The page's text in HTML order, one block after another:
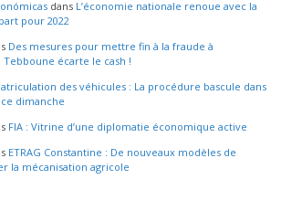
dans L’économie nationale renoue avec la
pour 2022
Des mesures pour mettre fin à la fraude à
écarte le cash !
des véhicules : La procédure bascule dans
dimanche
FIA : Vitrine d’une diplomatie économique active
ETRAG Constantine : De nouveaux modèles de
la mécanisation agricole